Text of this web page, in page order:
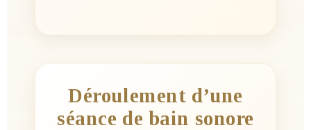
Déroulement d’une
séance de bain sonore